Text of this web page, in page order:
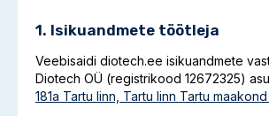
1. Isikuandmete töötleja
Veebisaidi diotech.ee isikuandmete
Diotech OÜ (registrikood 12672325)
181a Tartu linn, Tartu linn Tartu maakond